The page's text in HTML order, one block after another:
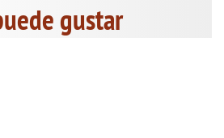
gustar